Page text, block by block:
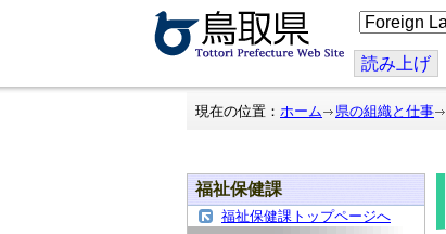
こ
の
ジ
を
翻
読み上げ
現在の位置： ホーム 県の組織と仕事
福祉保健課
福祉保健課トップページへ